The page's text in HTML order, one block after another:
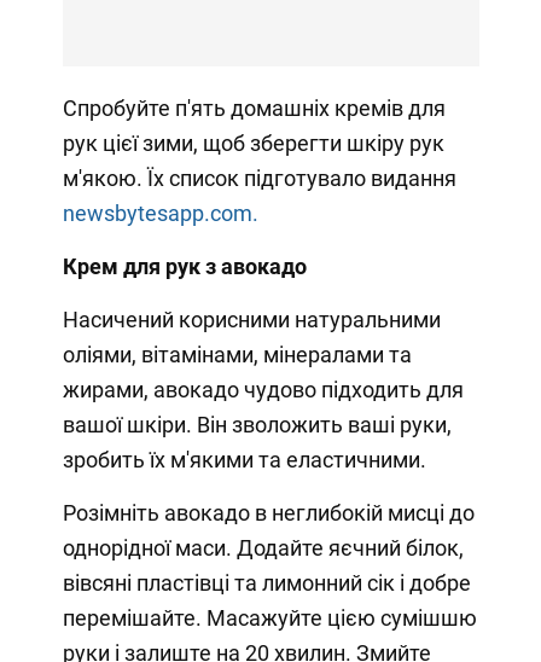
Спробуйте п'ять домашніх кремів для
рук цієї зими, щоб зберегти шкіру рук
м'якою. Їх список підготувало видання
newsbytesapp.com.
Крем для рук з авокадо
Насичений корисними натуральними
оліями, вітамінами, мінералами та
жирами, авокадо чудово підходить для
вашої шкіри. Він зволожить ваші руки,
зробить їх м'якими та еластичними.
Розімніть авокадо в неглибокій мисці до
однорідної маси. Додайте яєчний білок,
вівсяні пластівці та лимонний сік і добре
перемішайте. Масажуйте цією сумішшю
руки і залиште на 20 хвилин. Змийте